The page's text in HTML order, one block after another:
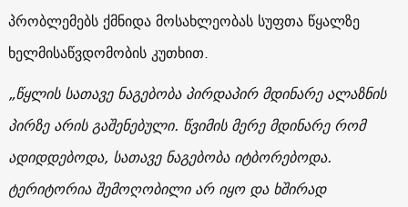
პრობლემებს ქმნიდა მოსახლეობას სუფთა წყალზე
ხელმისაწვდომობის კუთხით.
„წყლის სათავე ნაგებობა პირდაპირ მდინარე ალაზნის
პირზე არის გაშენებული. წვიმის მერე მდინარე რომ
ადიდდებოდა, სათავე ნაგებობა იტბორებოდა.
ტერიტორია შემოღობილი არ იყო და ხშირად